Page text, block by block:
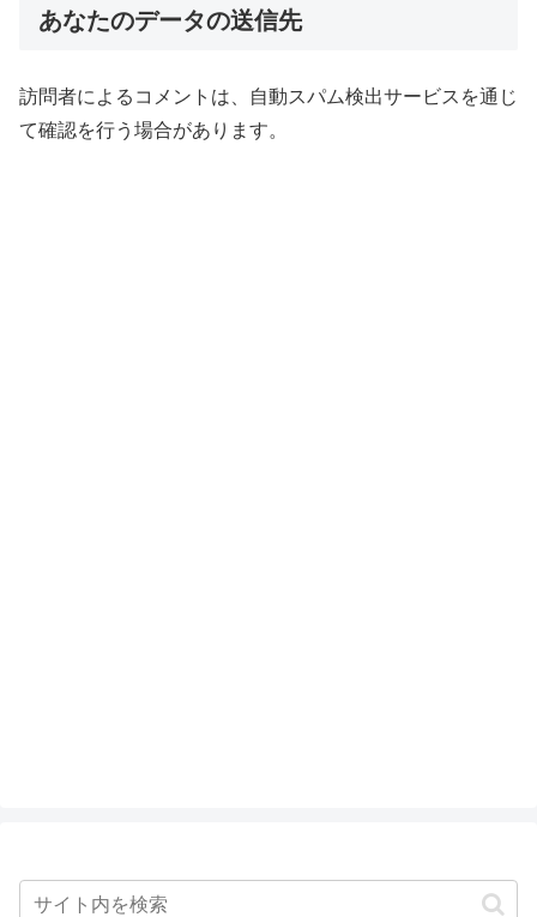
あなたのデータの送信先
訪問者によるコメントは、自動スパム検出サービスを通じ
て確認を行う場合があります。